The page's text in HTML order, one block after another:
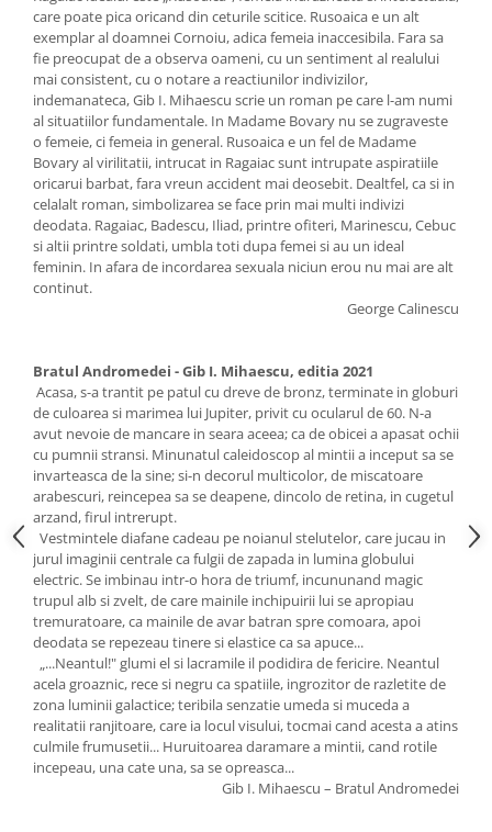
care poate pica oricand din ceturile scitice. Rusoaica e un alt
exemplar al doamnei Cornoiu, adica femeia inaccesibila. Fara sa
fie preocupat de a observa oameni, cu un sentiment al realului
mai consistent, cu o notare a reactiunilor indivizilor,
indemanateca, Gib I. Mihaescu scrie un roman pe care l-am numi
al situatiilor fundamentale. In Madame Bovary nu se zugraveste
o femeie, ci femeia in general. Rusoaica e un fel de Madame
Bovary al virilitatii, intrucat in Ragaiac sunt intrupate aspiratiile
oricarui barbat, fara vreun accident mai deosebit. Dealtfel, ca si in
celalalt roman, simbolizarea se face prin mai multi indivizi
deodata. Ragaiac, Badescu, Iliad, printre ofiteri, Marinescu, Cebuc
si altii printre soldati, umbla toti dupa femei si au un ideal
feminin. In afara de incordarea sexuala niciun erou nu mai are alt
continut.
George Calinescu
Bratul Andromedei - Gib I. Mihaescu, editia 2021
Acasa, s-a trantit pe patul cu dreve de bronz, terminate in globuri
de culoarea si marimea lui Jupiter, privit cu ocularul de 60. N-a
avut nevoie de mancare in seara aceea; ca de obicei a apasat ochii
cu pumnii stransi. Minunatul caleidoscop al mintii a inceput sa se
invarteasca de la sine; si-n decorul multicolor, de miscatoare
arabescuri, reincepea sa se deapene, dincolo de retina, in cugetul
arzand, firul intrerupt.
Vestmintele diafane cadeau pe noianul stelutelor, care jucau in
jurul imaginii centrale ca fulgii de zapada in lumina globului
electric. Se imbinau intr-o hora de triumf, incununand magic
trupul alb si zvelt, de care mainile inchipuirii lui se apropiau
tremuratoare, ca mainile de avar batran spre comoara, apoi
deodata se repezeau tinere si elastice ca sa apuce...
„...Neantul!" glumi el si lacramile il podidira de fericire. Neantul
acela groaznic, rece si negru ca spatiile, ingrozitor de razletite de
zona luminii galactice; teribila senzatie umeda si muceda a
realitatii ranjitoare, care ia locul visului, tocmai cand acesta a atins
culmile frumusetii... Huruitoarea daramare a mintii, cand rotile
incepeau, una cate una, sa se opreasca...
Gib I. Mihaescu – Bratul Andromedei